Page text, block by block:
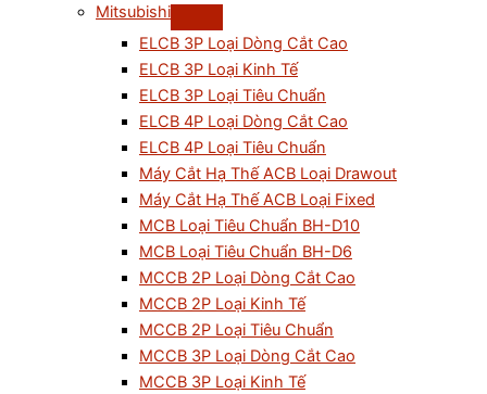
Mitsubishi
ELCB 3P Loại Dòng Cắt Cao
ELCB 3P Loại Kinh Tế
ELCB 3P Loại Tiêu Chuẩn
ELCB 4P Loại Dòng Cắt Cao
ELCB 4P Loại Tiêu Chuẩn
Máy Cắt Hạ Thế ACB Loại Drawout
Máy Cắt Hạ Thế ACB Loại Fixed
MCB Loại Tiêu Chuẩn BH-D10
MCB Loại Tiêu Chuẩn BH-D6
MCCB 2P Loại Dòng Cắt Cao
MCCB 2P Loại Kinh Tế
MCCB 2P Loại Tiêu Chuẩn
MCCB 3P Loại Dòng Cắt Cao
MCCB 3P Loại Kinh Tế